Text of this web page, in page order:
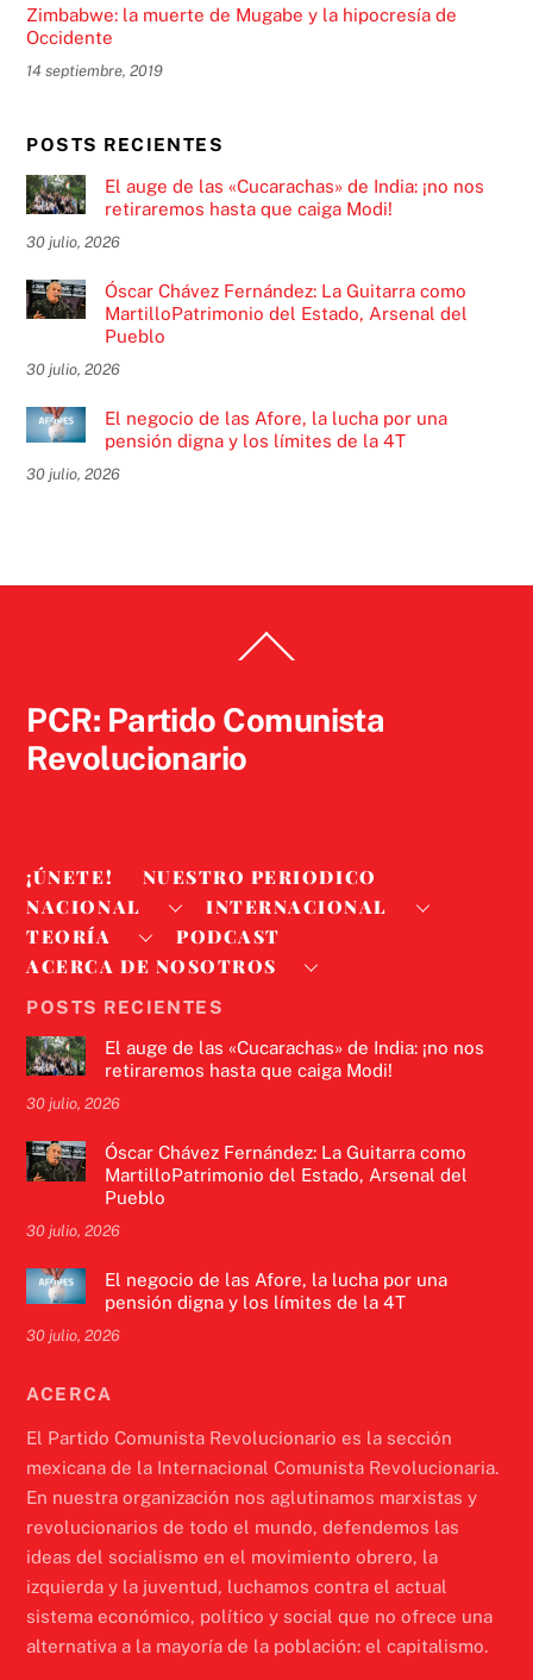
Zimbabwe: la muerte de Mugabe y la hipocresía de
Occidente
14 septiembre, 2019
POSTS RECIENTES
El auge de las «Cucarachas» de India: ¡no nos
retiraremos hasta que caiga Modi!
30 julio, 2026
Óscar Chávez Fernández: La Guitarra como
MartilloPatrimonio del Estado, Arsenal del
Pueblo
30 julio, 2026
El negocio de las Afore, la lucha por una
pensión digna y los límites de la 4T
30 julio, 2026
To
PCR: Partido Comunista
Revolucionario
¡ÚNETE!
NUESTRO PERIODICO
NACIONAL
INTERNACIONAL
TEORÍA
PODCAST
ACERCA DE NOSOTROS
POSTS RECIENTES
El auge de las «Cucarachas» de India: ¡no nos
retiraremos hasta que caiga Modi!
30 julio, 2026
Óscar Chávez Fernández: La Guitarra como
MartilloPatrimonio del Estado, Arsenal del
Pueblo
30 julio, 2026
El negocio de las Afore, la lucha por una
pensión digna y los límites de la 4T
30 julio, 2026
ACERCA
El Partido Comunista Revolucionario es la sección
mexicana de la Internacional Comunista Revolucionaria.
En nuestra organización nos aglutinamos marxistas y
revolucionarios de todo el mundo, defendemos las
ideas del socialismo en el movimiento obrero, la
izquierda y la juventud, luchamos contra el actual
sistema económico, político y social que no ofrece una
alternativa a la mayoría de la población: el capitalismo.